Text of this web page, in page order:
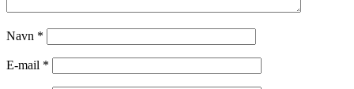
Navn *
E-mail *